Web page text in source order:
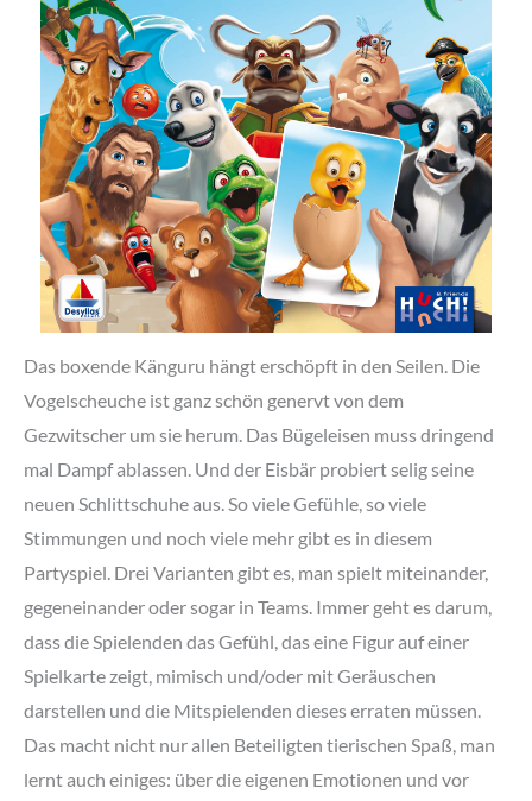
Das boxende Känguru hängt erschöpft in den Seilen. Die
Vogelscheuche ist ganz schön genervt von dem
Gezwitscher um sie herum. Das Bügeleisen muss dringend
mal Dampf ablassen. Und der Eisbär probiert selig seine
neuen Schlittschuhe aus. So viele Gefühle, so viele
Stimmungen und noch viele mehr gibt es in diesem
Partyspiel. Drei Varianten gibt es, man spielt miteinander,
gegeneinander oder sogar in Teams. Immer geht es darum,
dass die Spielenden das Gefühl, das eine Figur auf einer
Spielkarte zeigt, mimisch und/oder mit Geräuschen
darstellen und die Mitspielenden dieses erraten müssen.
Das macht nicht nur allen Beteiligten tierischen Spaß, man
lernt auch einiges: über die eigenen Emotionen und vor